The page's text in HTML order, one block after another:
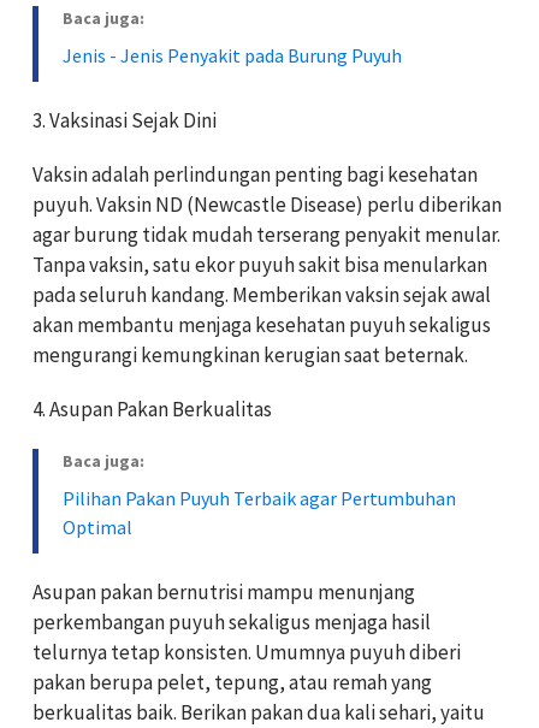
Baca juga:
Jenis - Jenis Penyakit pada Burung Puyuh
3. Vaksinasi Sejak Dini
Vaksin adalah perlindungan penting bagi kesehatan
puyuh. Vaksin ND (Newcastle Disease) perlu diberikan
agar burung tidak mudah terserang penyakit menular.
Tanpa vaksin, satu ekor puyuh sakit bisa menularkan
pada seluruh kandang. Memberikan vaksin sejak awal
akan membantu menjaga kesehatan puyuh sekaligus
mengurangi kemungkinan kerugian saat beternak.
4. Asupan Pakan Berkualitas
Baca juga:
Pilihan Pakan Puyuh Terbaik agar Pertumbuhan
Optimal
Asupan pakan bernutrisi mampu menunjang
perkembangan puyuh sekaligus menjaga hasil
telurnya tetap konsisten. Umumnya puyuh diberi
pakan berupa pelet, tepung, atau remah yang
berkualitas baik. Berikan pakan dua kali sehari, yaitu